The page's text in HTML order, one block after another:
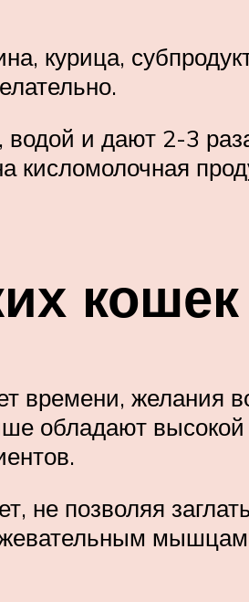
курица,
водой и дают 2-3
кисломолочная
кошек
времени, желания
обладают
не позволяя
жевательным